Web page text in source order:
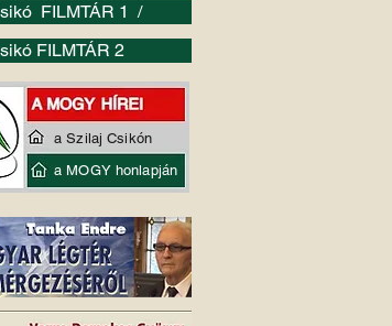
FILMTÁR 1 /
FILMTÁR 2
a Szilaj Csikón
a MOGY honlapján